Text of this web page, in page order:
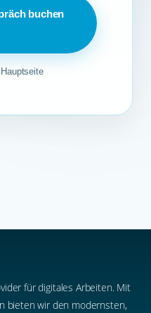
buchen
für digitales Arbeiten. Mit
bieten wir den modernsten,